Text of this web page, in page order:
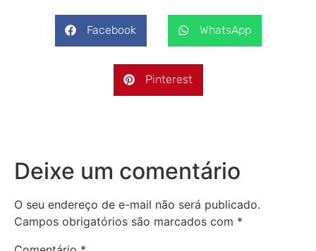
Facebook WhatsApp
Pinterest
Deixe um comentário
O seu endereço de e-mail não será publicado.
Campos obrigatórios são marcados com *